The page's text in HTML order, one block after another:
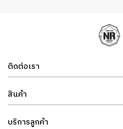
ติดต่อเรา
สินค้า
บริการลูกค้า